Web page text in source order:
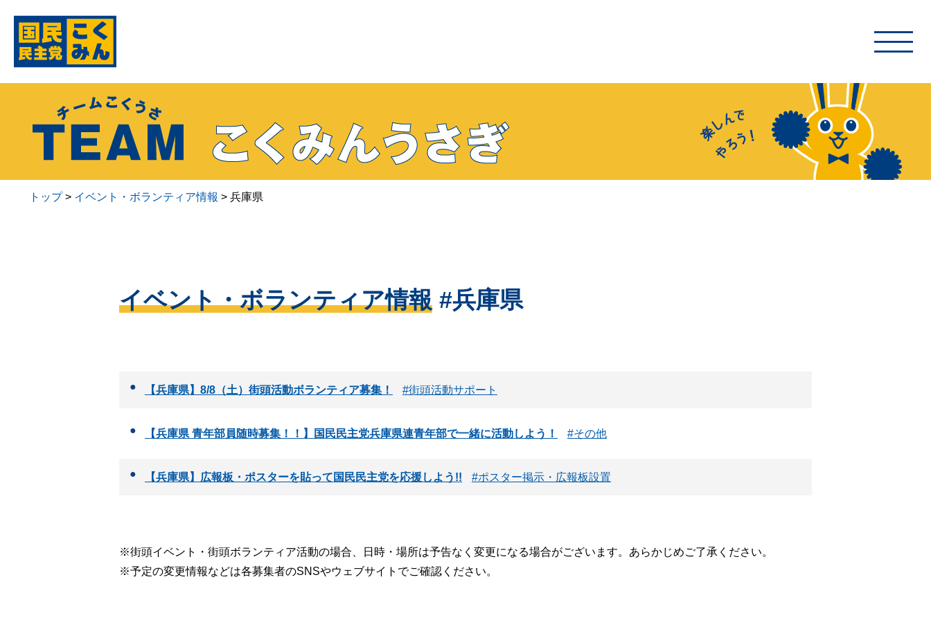
イベント・ボランティア情報
お手伝いガイド
トップ> イベント・ボランティア情報 > 兵庫県
イベント・ボランティア情報 兵庫県
【兵庫県】8/8（土）街頭活動ボランティア募集！ 街頭活動サポート
【兵庫県 青年部員随時募集！！】国民民主党兵庫県連青年部で一緒に活動しよう！ その他
【兵庫県】広報板・ポスターを貼って国民民主党を応援しよう!! ポスター掲示・広報板設置
※街頭イベント・街頭ボランティア活動の場合、日時・場所は予告なく変更になる場合がございます。あらかじめご了承ください。
※予定の変更情報などは各募集者のSNSやウェブサイトでご確認ください。